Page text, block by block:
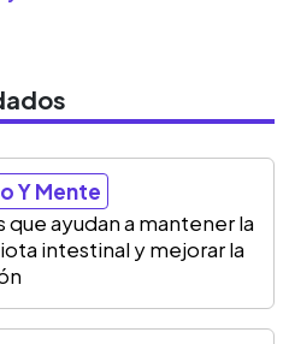
Y Mente
que ayudan a mantener la
intestinal y mejorar la